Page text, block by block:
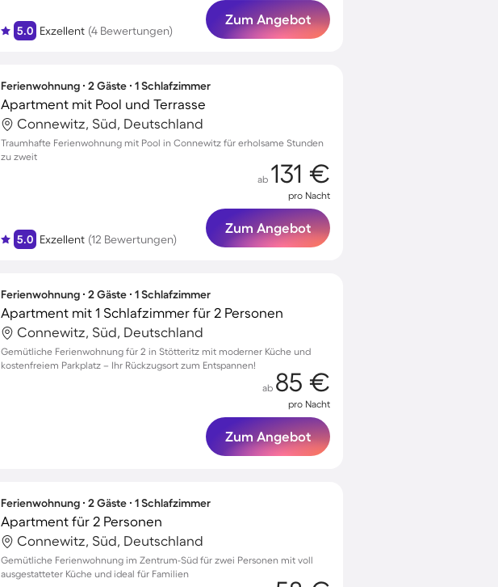
5.0 Exzellent (4 Bewertungen)
Zum Angebot
Ferienwohnung ∙ 2 Gäste ∙ 1 Schlafzimmer
Apartment mit Pool und Terrasse
Connewitz, Süd, Deutschland
Traumhafte Ferienwohnung mit Pool in Connewitz für erholsame Stunden
zu zweit
5.0 Exzellent (12 Bewertungen)
ab 131 €
pro Nacht
Zum Angebot
Ferienwohnung ∙ 2 Gäste ∙ 1 Schlafzimmer
Apartment mit 1 Schlafzimmer für 2 Personen
Connewitz, Süd, Deutschland
Gemütliche Ferienwohnung für 2 in Stötteritz mit moderner Küche und
kostenfreiem Parkplatz – Ihr Rückzugsort zum Entspannen!
ab 85 €
pro Nacht
Zum Angebot
Ferienwohnung ∙ 2 Gäste ∙ 1 Schlafzimmer
Apartment für 2 Personen
Connewitz, Süd, Deutschland
Gemütliche Ferienwohnung im Zentrum-Süd für zwei Personen mit voll
ausgestatteter Küche und ideal für Familien